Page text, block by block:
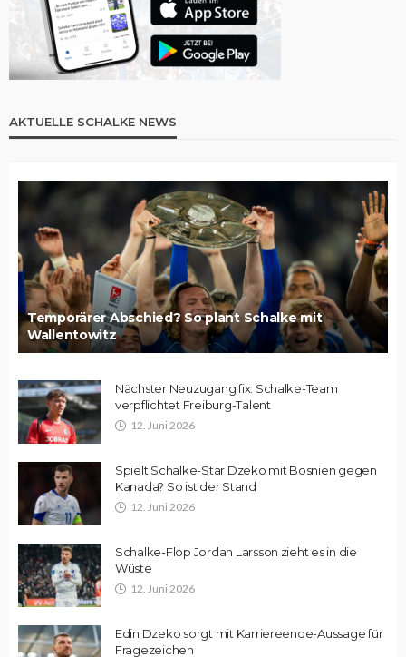
AKTUELLE SCHALKE NEWS
Temporärer Abschied? So plant Schalke mit
Wallentowitz
Nächster Neuzugang fix: Schalke-Team
verpflichtet Freiburg-Talent
12. Juni 2026
Spielt Schalke-Star Dzeko mit Bosnien gegen
Kanada? So ist der Stand
12. Juni 2026
Schalke-Flop Jordan Larsson zieht es in die
Wüste
12. Juni 2026
Edin Dzeko sorgt mit Karriereende-Aussage für
Fragezeichen